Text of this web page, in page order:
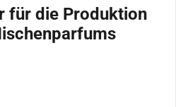
für die Produktion